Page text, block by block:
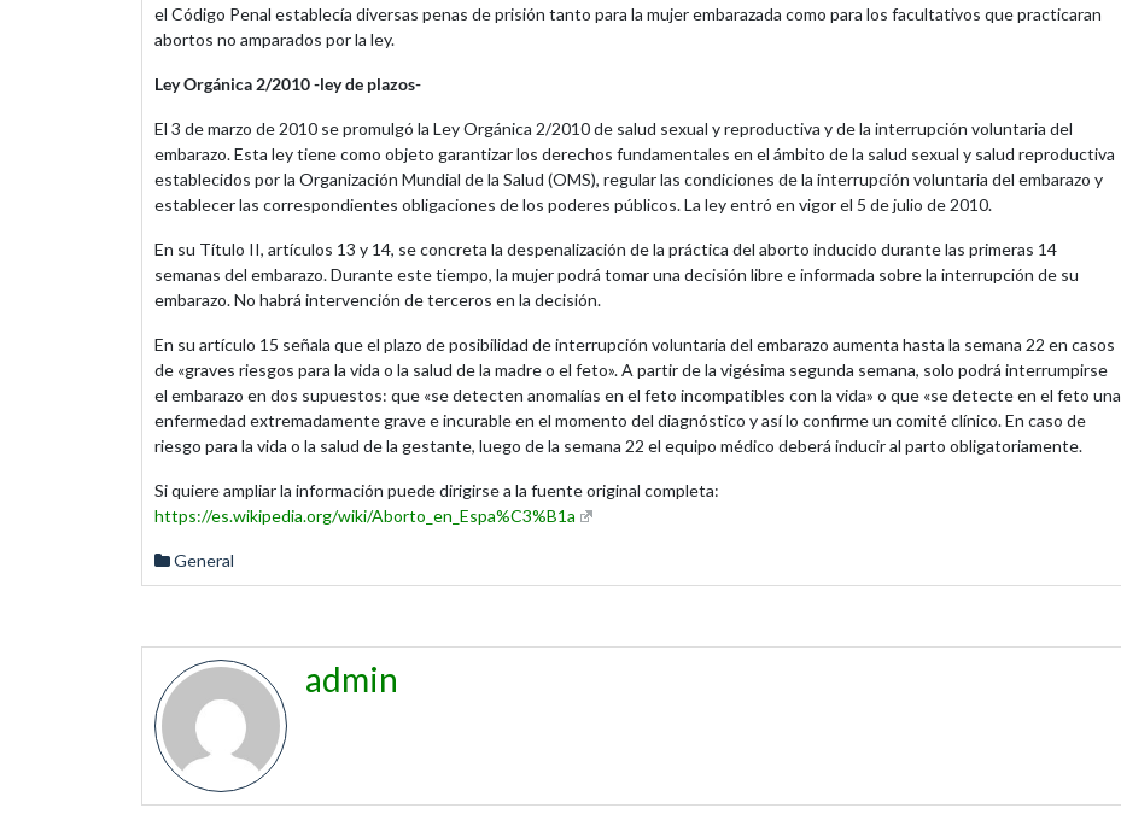
el Código Penal establecía diversas penas de prisión tanto para la mujer embarazada como para los facultativos que practicaran
abortos no amparados por la ley.
Ley Orgánica 2/2010 -ley de plazos-
El 3 de marzo de 2010 se promulgó la Ley Orgánica 2/2010 de salud sexual y reproductiva y de la interrupción voluntaria del
embarazo. Esta ley tiene como objeto garantizar los derechos fundamentales en el ámbito de la salud sexual y salud reproductiva
establecidos por la Organización Mundial de la Salud (OMS), regular las condiciones de la interrupción voluntaria del embarazo y
establecer las correspondientes obligaciones de los poderes públicos. La ley entró en vigor el 5 de julio de 2010.
En su Título II, artículos 13 y 14, se concreta la despenalización de la práctica del aborto inducido durante las primeras 14
semanas del embarazo. Durante este tiempo, la mujer podrá tomar una decisión libre e informada sobre la interrupción de su
embarazo. No habrá intervención de terceros en la decisión.
En su artículo 15 señala que el plazo de posibilidad de interrupción voluntaria del embarazo aumenta hasta la semana 22 en casos
de «graves riesgos para la vida o la salud de la madre o el feto». A partir de la vigésima segunda semana, solo podrá interrumpirse
el embarazo en dos supuestos: que «se detecten anomalías en el feto incompatibles con la vida» o que «se detecte en el feto una
enfermedad extremadamente grave e incurable en el momento del diagnóstico y así lo confirme un comité clínico. En caso de
riesgo para la vida o la salud de la gestante, luego de la semana 22 el equipo médico deberá inducir al parto obligatoriamente.
Si quiere ampliar la información puede dirigirse a la fuente original completa:
https://es.wikipedia.org/wiki/Aborto_en_Espa%C3%B1a
General
admin